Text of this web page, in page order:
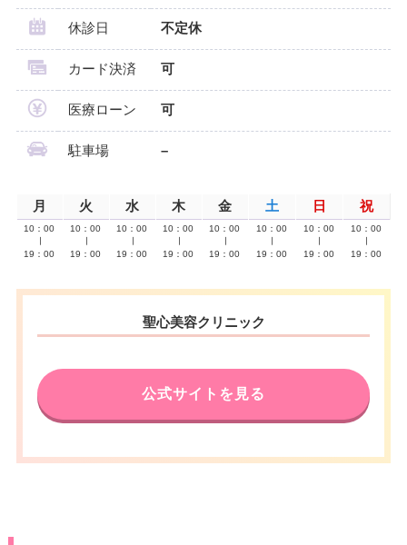
休診日 不定休
カード決済 可
医療ローン 可
駐車場 –
月 火 水 木 金 土 日 祝
10：00
19：00
10：00
19：00
10：00
19：00
10：00
19：00
10：00
19：00
10：00
19：00
10：00
19：00
10：00
19：00
聖心美容クリニック
公式サイトを見る